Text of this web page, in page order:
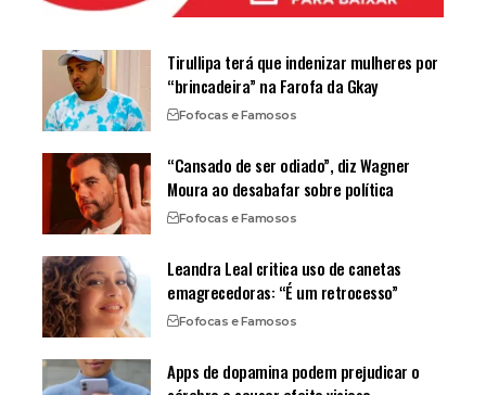
Tirullipa terá que indenizar mulheres por
“brincadeira” na Farofa da Gkay
Fofocas e Famosos
“Cansado de ser odiado”, diz Wagner
Moura ao desabafar sobre política
Fofocas e Famosos
Leandra Leal critica uso de canetas
emagrecedoras: “É um retrocesso”
Fofocas e Famosos
Apps de dopamina podem prejudicar o